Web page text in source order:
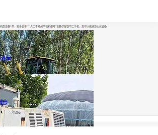
型设备2条，更多关于“个人二手郑州平地机型号”设备尽在铁甲二手机，您可以挑选您心仪设备
市
市